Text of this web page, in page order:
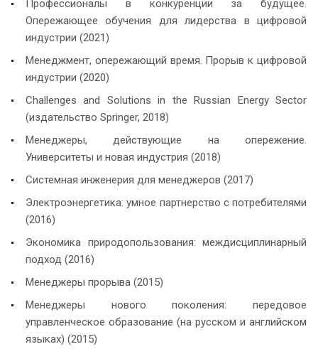
Профессионалы в конкуренции за будущее.
Опережающее обучения для лидерства в цифровой
индустрии (2021)
Менеджмент, опережающий время. Прорыв к цифровой
индустрии (2020)
Challenges and Solutions in the Russian Energy Sector
(издательство Springer, 2018)
Менеджеры, действующие на опережение.
Университеты и новая индустрия (2018)
Системная инженерия для менеджеров (2017)
Электроэнергетика: умное партнерство с потребителями
(2016)
Экономика природопользования: междисциплинарный
подход (2016)
Менеджеры прорыва (2015)
Менеджеры нового поколения: передовое
управленческое образование (на русском и английском
языках) (2015)